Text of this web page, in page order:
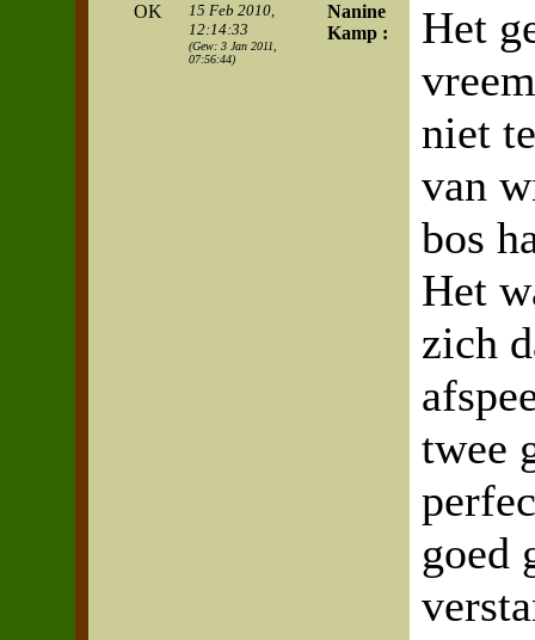
OK
15 Feb 2010,
12:14:33
(Gew: 3 Jan 2011,
07:56:44)
Nanine
Kamp :
Het
niet
van
bos
Het
zich
twee
goed